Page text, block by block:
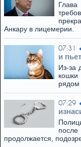
Анкару в лицемерии.
07:31
и
Из-за
рядом
07:29
продолжается,